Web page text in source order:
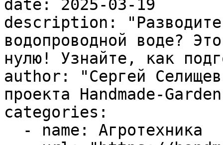
date: 2025-03-19
description: "Разводите
водопроводной воде?
нулю! Узнайте, как
author: "Сергей
проекта Handmade-
categories: